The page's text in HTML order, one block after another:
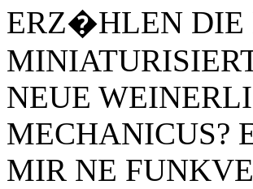
ERZ�HLEN DIE
NEUE
MECHANICUS?
MIR NE